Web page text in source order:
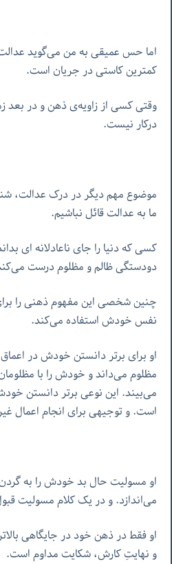
اما حس عمیقی به من می‌گوید
کمترین کاستی در جریان است.
وقتی کسی از زاویه‌ی ذهن و در بعد
درکار نیست.
موضوع مهم دیگر در درک عدالت،
ما به عدالت قائل نباشیم.
کسی که دنیا را جای ناعادلانه ای
دودستگی ظالم و مظلوم درست
چنین شخصی این مفهوم ذهنی را
نفس خودش استفاده می‌کند.
او برای برتر دانستن خودش در
مظلوم می‌داند و خودش را با
می‌بیند. این نوعی برتر دانستن
است. و توجیهی برای انجام اعمال
او مسولیت حال بد خودش را به
می‌اندازد. و در یک کلام مسولیت
او فقط در ذهن خود در جایگاهی
و نهایتِ کارش، شکایت مداوم است.